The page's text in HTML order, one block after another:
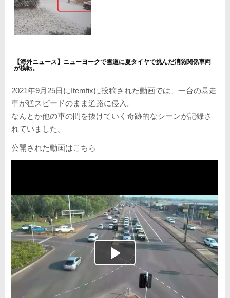
【海外ニュース】ニューヨークで雪道に夏タイヤで挑んだ消防関係車両
が横転。
2021年9月25日にItemfixに投稿された動画では、一台の暴走
車が猛スピードのまま道路に侵入。
なんとか他の車の間を抜けていく奇跡的なシーンが記録さ
れていました。
公開された動画はこちら